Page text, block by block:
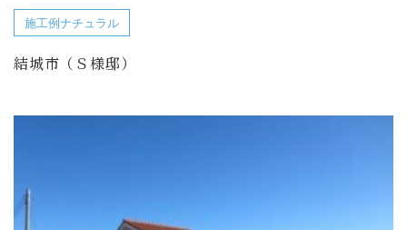
施工例ナチュラル
結城市（Ｓ様邸）